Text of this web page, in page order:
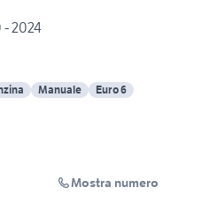
- 2024
Manuale Euro 6
Mostra numero